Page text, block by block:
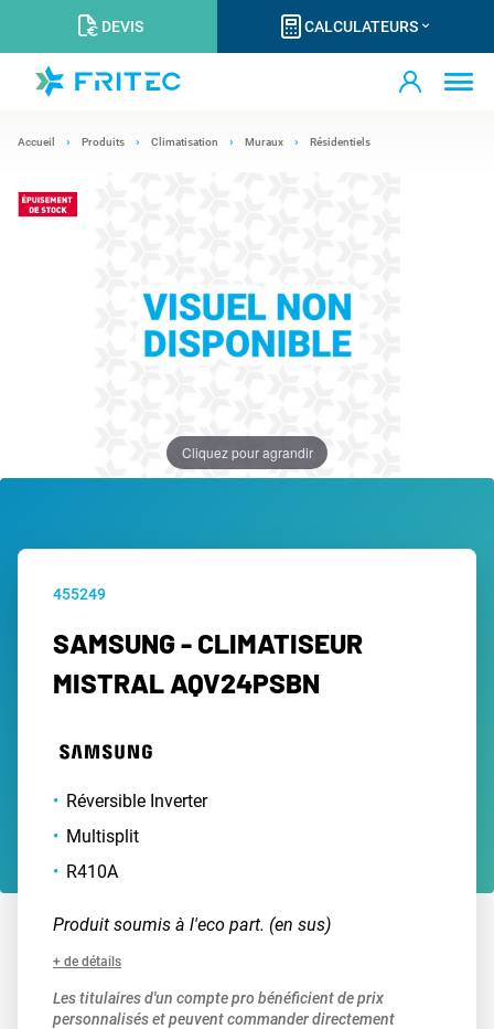
DEVIS CALCULATEURS
Accueil Produits Climatisation Muraux Résidentiels
Cliquez pour agrandir
455249
SAMSUNG - CLIMATISEUR
MISTRAL AQV24PSBN
Réversible Inverter
Multisplit
R410A
Produit soumis à l'eco part. (en sus)
+ de détails
Les titulaires d'un compte pro bénéficient de prix
personnalisés et peuvent commander directement